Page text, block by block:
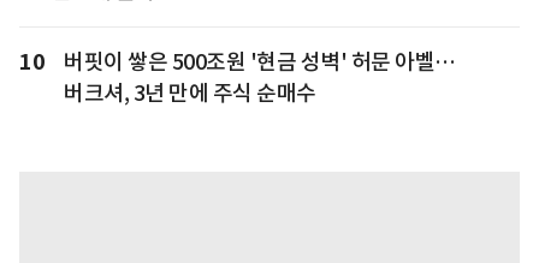
10
버핏이 쌓은 500조원 '현금 성벽' 허문 아벨…
버크셔, 3년 만에 주식 순매수